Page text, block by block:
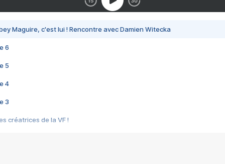
Maguire, c'est lui ! Rencontre avec Damien Witecka
6
5
4
3
créatrices de la VF !